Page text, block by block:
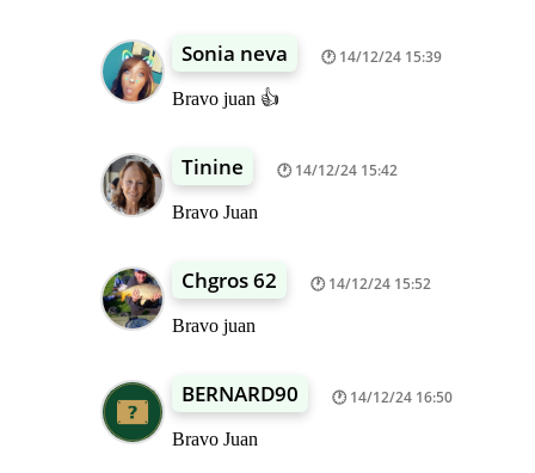
Sonia neva 14/12/24 15:39
Bravo juan 👍
Tinine 14/12/24 15:42
Bravo Juan
Chgros 62 14/12/24 15:52
Bravo juan
BERNARD90 14/12/24 16:50
Bravo Juan